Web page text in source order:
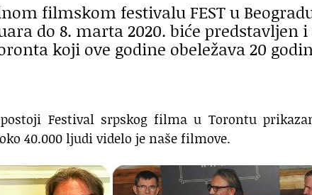
filmskom festivalu FEST u
do 8. marta 2020. biće predstavljen
koji ove godine obeležava 20
Festival srpskog filma u Torontu
40.000 ljudi videlo je naše filmove.